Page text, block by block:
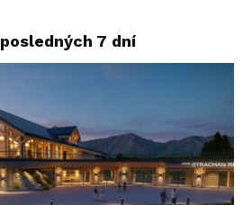
7 dní